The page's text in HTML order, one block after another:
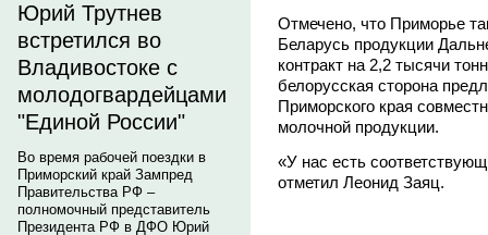
Юрий Трутнев
встретился во
Владивостоке с
молодогвардейцами
"Единой России"
Во время рабочей поездки в
Приморский край Зампред
Правительства РФ –
полномочный представитель
Президента РФ в ДФО Юрий
Отмечено, что Приморье
Беларусь продукции
контракт на 2,2 тысячи
белорусская сторона
Приморского края
молочной продукции.
«У нас есть
отметил Леонид Заяц.